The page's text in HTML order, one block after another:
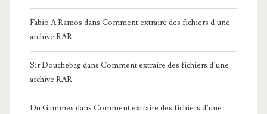
Fabio A Ramos dans Comment extraire des fichiers d’une
archive RAR
Sir Douchebagdans Comment extraire des fichiers d’une
archive RAR
Du Gammes dans Comment extraire des fichiers d’une